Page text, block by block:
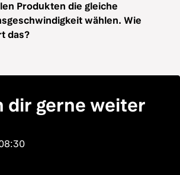
Produkten die gleiche
wählen. Wie
das?
dir gerne weiter